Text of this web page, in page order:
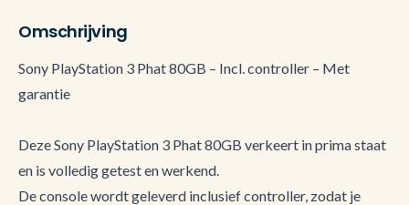
Omschrijving
Sony PlayStation 3 Phat 80GB – Incl. controller – Met
garantie
Deze Sony PlayStation 3 Phat 80GB verkeert in prima staat
en is volledig getest en werkend.
De console wordt geleverd inclusief controller, zodat je